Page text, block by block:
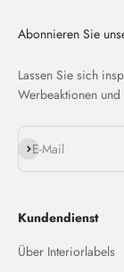
Abonnieren Sie
Lassen Sie sich
Werbeaktionen
E-Mail
Abonnieren
Kundendienst
Über Interiorlabels